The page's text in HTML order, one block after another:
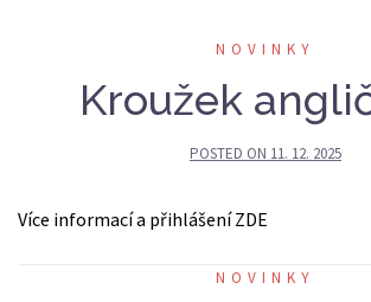
NOVINKY
Kroužek
POSTED ON 11. 12. 2025
Více informací a přihlášení ZDE
NOVINKY